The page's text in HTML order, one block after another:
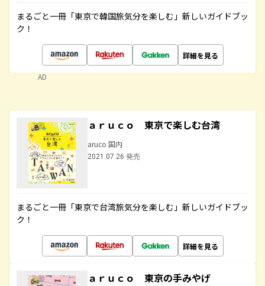
まるごと一冊「東京で韓国旅気分を楽しむ」新しいガイドブッ
ク！
詳細を見る
AD
ａｒｕｃｏ 東京で楽しむ台湾
aruco 国内
2021.07.26 発売
まるごと一冊「東京で台湾旅気分を楽しむ」新しいガイドブッ
ク！
詳細を見る
ａｒｕｃｏ 東京の手みやげ